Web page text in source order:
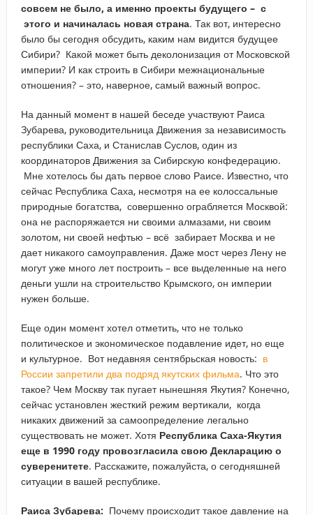
совсем не было, а именно проекты будущего – с
этого и начиналась новая страна. Так вот, интересно
было бы сегодня обсудить, каким нам видится будущее
Сибири? Какой может быть деколонизация от Московской
империи? И как строить в Сибири межнациональные
отношения? – это, наверное, самый важный вопрос.
На данный момент в нашей беседе участвуют Раиса
Зубарева, руководительница Движения за независимость
республики Саха, и Станислав Суслов, один из
координаторов Движения за Сибирскую конфедерацию.
Мне хотелось бы дать первое слово Раисе. Известно, что
сейчас Республика Саха, несмотря на ее колоссальные
природные богатства, совершенно ограбляется Москвой:
она не распоряжается ни своими алмазами, ни своим
золотом, ни своей нефтью – всё забирает Москва и не
дает никакого самоуправления. Даже мост через Лену не
могут уже много лет построить – все выделенные на него
деньги ушли на строительство Крымского, он империи
нужен больше.
Еще один момент хотел отметить, что не только
политическое и экономическое подавление идет, но еще
и культурное. Вот недавняя сентябрьская новость: в
России запретили два подряд якутских фильма. Что это
такое? Чем Москву так пугает нынешняя Якутия? Конечно,
сейчас установлен жесткий режим вертикали, когда
никаких движений за самоопределение легально
существовать не может. Хотя Республика Саха-Якутия
еще в 1990 году провозгласила свою Декларацию о
суверенитете. Расскажите, пожалуйста, о сегодняшней
ситуации в вашей республике.
Раиса Зубарева: Почему происходит такое давление на